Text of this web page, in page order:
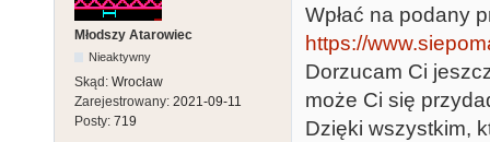
Młodszy Atarowiec
Nieaktywny
Skąd: Wrocław
Zarejestrowany: 2021-09-11
Posty: 719
Wpłać na podany
https://
Dorzucam Ci
może Ci się
Dzięki wszystkim,